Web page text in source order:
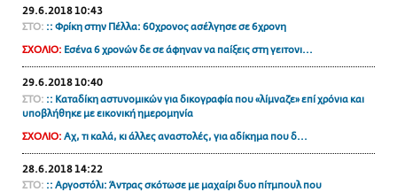
29.6.2018 10:43
ΣΤΟ: :: Φρίκη στην Πέλλα: 60χρονος ασέλγησε σε 6χρονη
ΣΧΟΛΙΟ: Εσένα 6 χρονών δε σε άφηναν να παίξεις στη γειτονι...
29.6.2018 10:40
ΣΤΟ: :: Καταδίκη αστυνομικών για δικογραφία που «λίμναζε» επί χρόνια και
υποβλήθηκε με εικονική ημερομηνία
ΣΧΟΛΙΟ: Αχ, τι καλά, κι άλλες αναστολές, για αδίκημα που δ...
28.6.2018 14:22
ΣΤΟ: :: Αργοστόλι: Άντρας σκότωσε με μαχαίρι δυο πίτμπουλ που